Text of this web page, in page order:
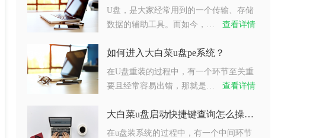
U盘，是大家经常用到的一个传输、存储
数据的辅助工具。而如今，…
查看详情
如何进入大白菜u盘pe系统？
在U盘重装的过程中，有一个环节至关重
要且经常容易出错，那就是…
查看详情
大白菜u盘启动快捷键查询怎么操作？
在u盘装系统的过程中，有一个中间环节